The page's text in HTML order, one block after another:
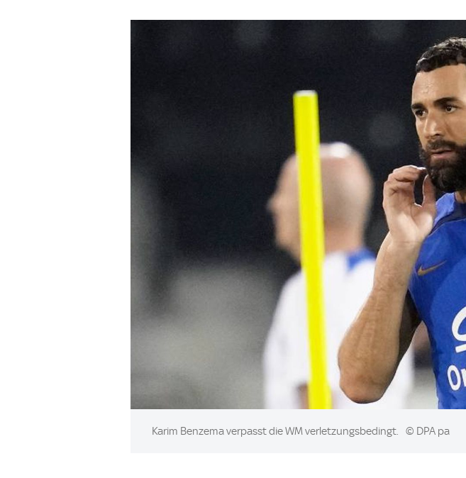
Image:
Karim Benzema verpasst die WM verletzungsbedingt. © DPA pa